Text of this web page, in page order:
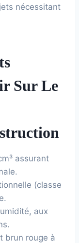
nécessitant
Sur Le
assurant
(classe
aux
brun rouge à